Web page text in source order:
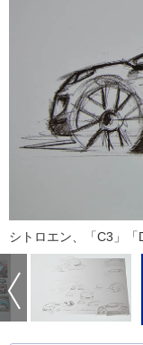
シトロエン、「C3」